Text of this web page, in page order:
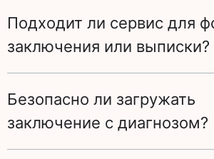
Подходит ли сервис для
заключения или выписки?
Безопасно ли загружать
заключение с диагнозом?